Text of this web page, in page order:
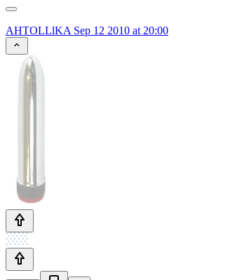
AHTOLLlKA Sep 12 2010 at 20:00